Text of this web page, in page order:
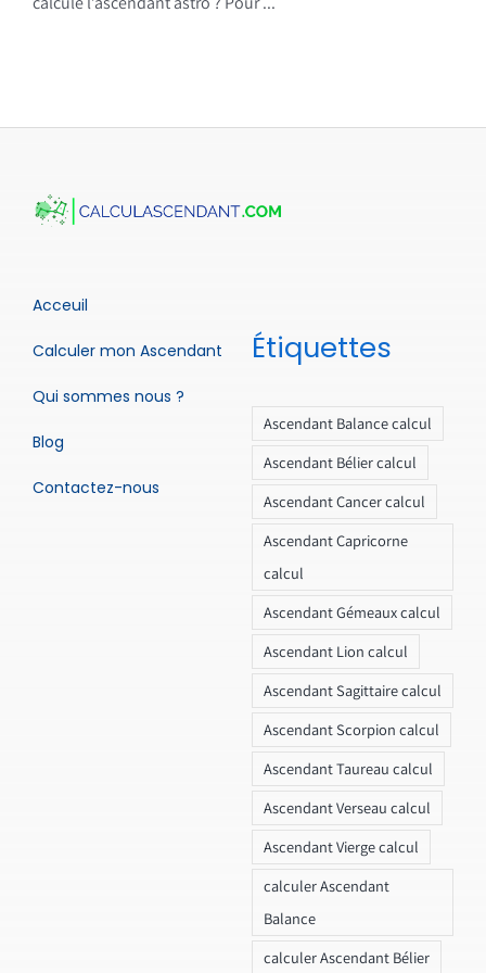
Acceuil
Calculer mon Ascendant
Qui sommes nous ?
Blog
Contactez-nous
Étiquettes
Ascendant Balance calcul
Ascendant Bélier calcul
Ascendant Cancer calcul
Ascendant Capricorne
calcul
Ascendant Gémeaux calcul
Ascendant Lion calcul
Ascendant Sagittaire calcul
Ascendant Scorpion calcul
Ascendant Taureau calcul
Ascendant Verseau calcul
Ascendant Vierge calcul
calculer Ascendant
Balance
calculer Ascendant Bélier